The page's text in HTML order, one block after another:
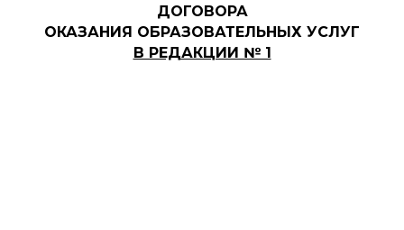
ДОГОВОРА
ОКАЗАНИЯ ОБРАЗОВАТЕЛЬНЫХ УСЛУГ
В РЕДАКЦИИ № 1